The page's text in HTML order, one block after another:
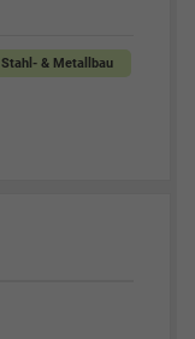
Stahl- & Metallbau